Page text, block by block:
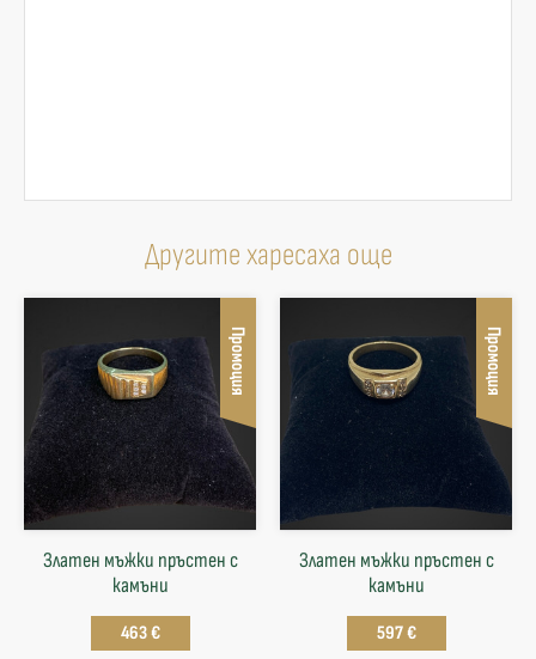
Другите харесаха още
Промоция
Златен мъжки пръстен с
камъни
463 €
Промоция
Златен мъжки пръстен с
камъни
597 €